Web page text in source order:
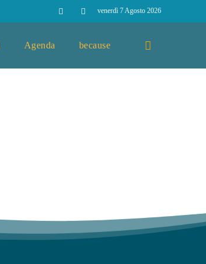
venerdì 7 Agosto 2026
Agenda because